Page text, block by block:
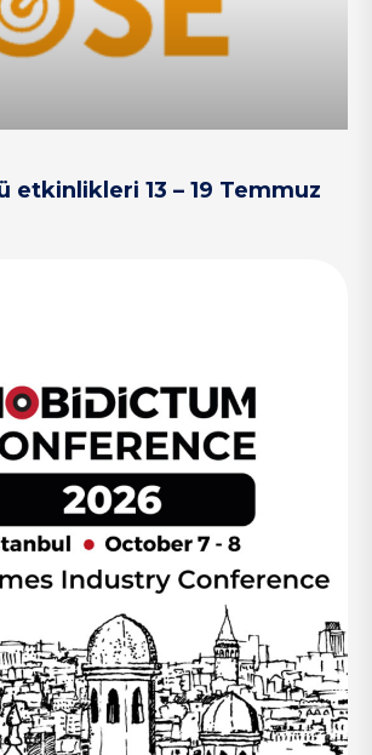
etkinlikleri 13 – 19 Temmuz